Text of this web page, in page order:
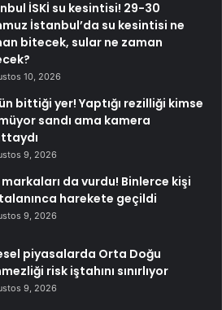
İSKİ su kesintisi! 29-30
İstanbul’da su kesintisi ne
bitecek, sular ne zaman
10, 2026
bittiği yer! Yaptığı rezilliği kimse
sandı ama kamera
9, 2026
markaları da vurdu! Binlerce kişi
harekete geçildi
9, 2026
piyasalarda Orta Doğu
risk iştahını sınırlıyor
9, 2026